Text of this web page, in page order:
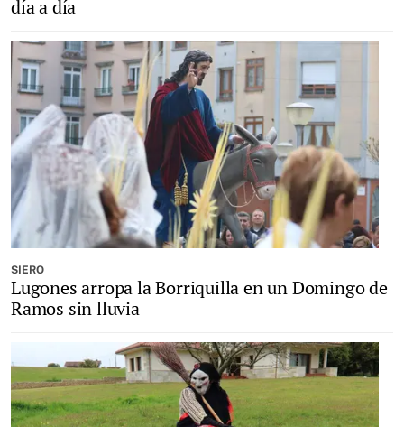
día a día
SIERO
Lugones arropa la Borriquilla en un Domingo de
Ramos sin lluvia